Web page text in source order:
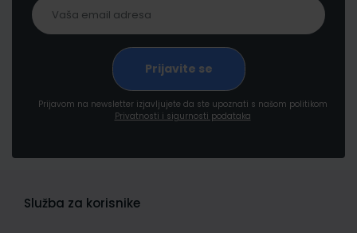
Prijavom na newsletter izjavljujete da ste upoznati s našom politikom
Privatnosti i sigurnosti podataka
Služba za korisnike